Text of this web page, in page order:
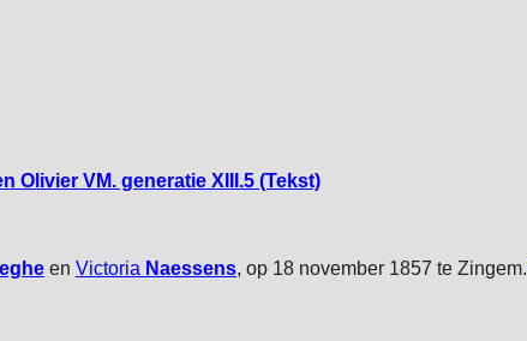
Olivier VM. generatie XIII.5 (Tekst)
en Victoria Naessens, op 18 november 1857 te Zingem.